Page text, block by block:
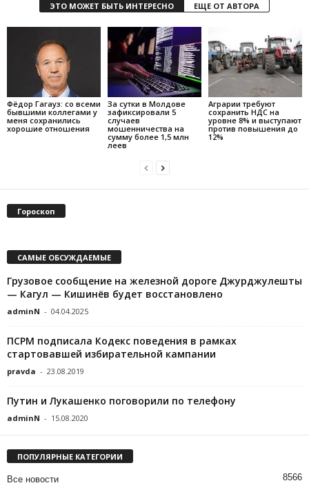
ЭТО МОЖЕТ БЫТЬ ИНТЕРЕСНО ЕЩЕ ОТ АВТОРА
Фёдор Гагауз: со всеми
бывшими коллегами у
меня сохранились
хорошие отношения
За сутки в Молдове
зафиксировали 5
случаев
мошенничества на
сумму более 1,5 млн
леев
Аграрии требуют
сохранить НДС на
уровне 8% и выступают
против повышения до
12%
Гороскоп
САМЫЕ ОБСУЖДАЕМЫЕ
Грузовое сообщение на железной дороге Джурджулешты
— Кагул — Кишинёв будет восстановлено
adminN - 04.04.2025
ПСРМ подписала Кодекс поведения в рамках
стартовавшей избирательной кампании
pravda - 23.08.2019
Путин и Лукашенко поговорили по телефону
adminN - 15.08.2020
ПОПУЛЯРНЫЕ КАТЕГОРИИ
Все новости 8566